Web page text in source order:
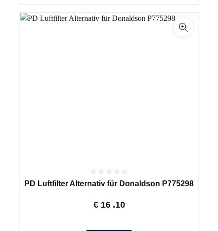
PD Luftfilter Alternativ für Donaldson P775298
€ 16 .10